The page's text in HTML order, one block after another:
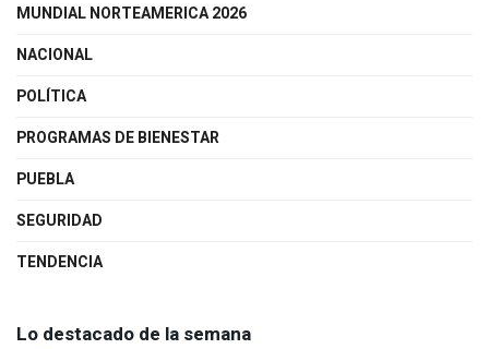
MUNDIAL NORTEAMERICA 2026
NACIONAL
POLÍTICA
PROGRAMAS DE BIENESTAR
PUEBLA
SEGURIDAD
TENDENCIA
Lo destacado de la semana